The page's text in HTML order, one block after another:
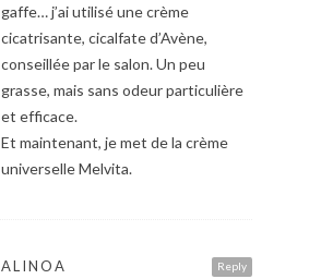
gaffe… j’ai utilisé une crème
cicatrisante, cicalfate d’Avène,
conseillée par le salon. Un peu
grasse, mais sans odeur particulière
et efficace.
Et maintenant, je met de la crème
universelle Melvita.
Reply
ALINOA